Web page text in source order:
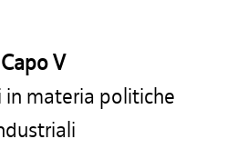
Capo V
in materia politiche